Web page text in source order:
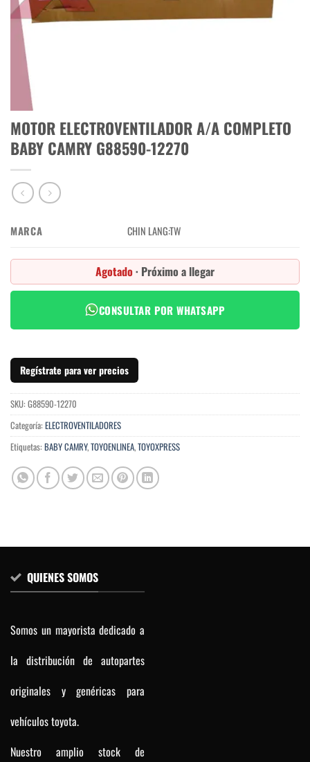
MOTOR ELECTROVENTILADOR A/A COMPLETO
BABY CAMRY G88590-12270
MARCA CHIN LANG:TW
Agotado · Próximo a llegar
CONSULTAR POR WHATSAPP
Regístrate para ver precios
SKU: G88590-12270
Categoría: ELECTROVENTILADORES
Etiquetas: BABY CAMRY,TOYOENLINEA,TOYOXPRESS
QUIENES SOMOS
Somos un mayorista dedicado a
la distribución de autopartes
originales y genéricas para
vehículos toyota.
Nuestro amplio stock de